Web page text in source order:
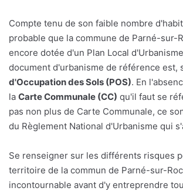
Compte tenu de son faible nombre
probable que la commune de Parné-sur-
encore dotée d'un Plan Local
document d'urbanisme de référence est,
d'Occupation des Sols (POS). En
la Carte Communale (CC) qu'il faut se
pas non plus de Carte Communale, ce
du Règlement National d'Urbanisme qui
Se renseigner sur les différents risques
territoire de la commun de Parné-sur-
incontournable avant d'y entreprendre